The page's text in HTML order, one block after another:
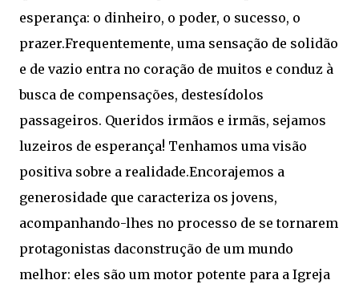
esperança: o dinheiro, o poder, o sucesso, o
prazer.Frequentemente, uma sensação de solidão
e de vazio entra no coração de muitos e conduz à
busca de compensações, destesídolos
passageiros. Queridos irmãos e irmãs, sejamos
luzeiros de esperança! Tenhamos uma visão
positiva sobre a realidade.Encorajemos a
generosidade que caracteriza os jovens,
acompanhando-lhes no processo de se tornarem
protagonistas daconstrução de um mundo
melhor: eles são um motor potente para a Igreja